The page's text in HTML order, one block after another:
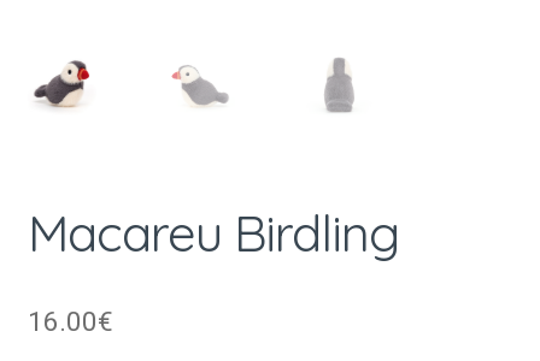
Macareu Birdling
16.00€